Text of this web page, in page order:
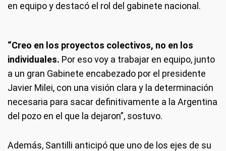
en equipo y destacó el rol del gabinete nacional.
“Creo en los proyectos colectivos, no en los
individuales. Por eso voy a trabajar en equipo, junto
a un gran Gabinete encabezado por el presidente
Javier Milei, con una visión clara y la determinación
necesaria para sacar definitivamente a la Argentina
del pozo en el que la dejaron”, sostuvo.
Además, Santilli anticipó que uno de los ejes de su